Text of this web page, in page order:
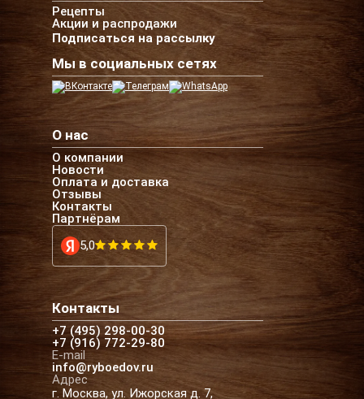
Рецепты
Акции и распродажи
Подписаться на рассылку
Мы в социальных сетях
О нас
О компании
Новости
Оплата и доставка
Отзывы
Контакты
Партнёрам
5,0
Контакты
+7 (495) 298-00-30
+7 (916) 772-29-80
E-mail
info@ryboedov.ru
Адрес
г. Москва, ул. Ижорская д. 7,